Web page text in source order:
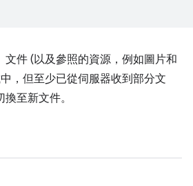
文件 (以及參照的資源，例如圖片和
，但至少已從伺服器收到部分文
至新文件。